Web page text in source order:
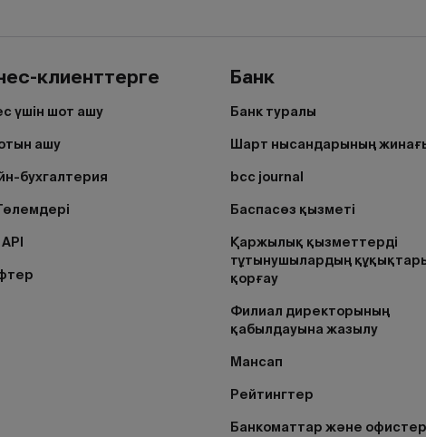
клиенттерге
үшін шот ашу
ашу
бухгалтерия
Банк
Банк туралы
Шарт нысандарының
bcc journal
Баспасөз қызметі
Қаржылық қызметтерді
тұтынушылардың
қорғау
Филиал директорының
қабылдауына жазылу
Мансап
Рейтингтер
Банкоматтар және офистер